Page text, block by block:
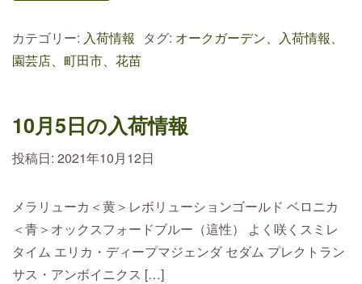
カテゴリー: 入荷情報 タグ: オークガーデン、入荷情報、
園芸店、町田市、花苗
10月5日の入荷情報
投稿日: 2021年10月12日
メラリューカ＜黄＞レボリューションゴールド ベロニカ
＜青＞オックスフォードブルー（這性） よく咲くスミレ
タイム エリカ・ディープマジェンダ セダム プレクトラン
サス・アンボイニクス […]